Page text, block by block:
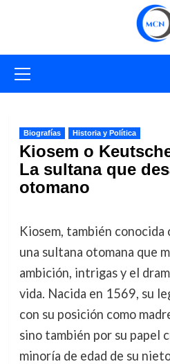
primario
Biografías Historia y Política
Kiosem o
La sultana que
otomano
Kiosem, también
una sultana otomana que
ambición, intrigas y el
vida. Nacida en 1569, su
con su posición como
sino también por su papel
minoría de edad de su